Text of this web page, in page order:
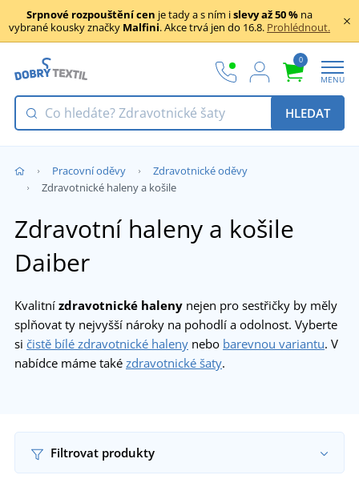
Srpnové rozpouštění cen je tady a s ním islevy až 50 % na
vybrané kousky značky Malfini. Akce trvá jen do 16.8. Prohlédnout.
0
MENU
HLEDAT
Pracovní oděvy
Zdravotnické oděvy
Zdravotnické haleny a košile
Zdravotní haleny a košile
Daiber
Kvalitní zdravotnické haleny nejen pro sestřičky by měly
splňovat ty nejvyšší nároky na pohodlí a odolnost. Vyberte
si čistě bílé zdravotnické haleny nebo barevnou variantu. V
nabídce máme také zdravotnické šaty.
Filtrovat produkty